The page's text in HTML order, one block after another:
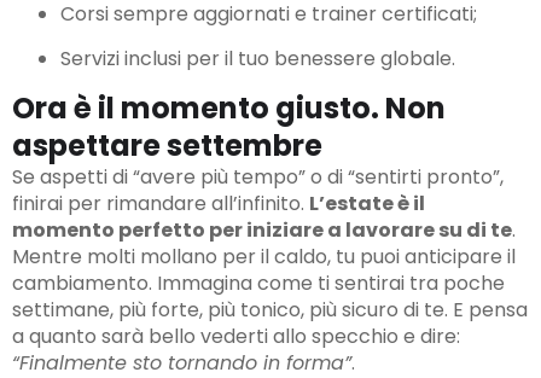
Corsi sempre aggiornati e trainer certificati;
Servizi inclusi per il tuo benessere globale.
Ora è il momento giusto. Non
aspettare settembre
Se aspetti di “avere più tempo” o di “sentirti pronto”,
finirai per rimandare all’infinito. L’estate è il
momento perfetto per iniziare a lavorare su di te.
Mentre molti mollano per il caldo, tu puoi anticipare il
cambiamento. Immagina come ti sentirai tra poche
settimane, più forte, più tonico, più sicuro di te. E pensa
a quanto sarà bello vederti allo specchio e dire:
“Finalmente sto tornando in forma”.